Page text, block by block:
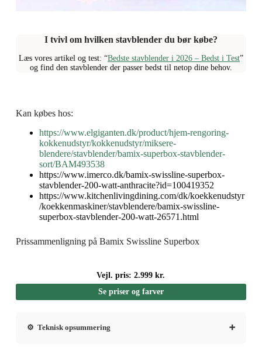
I tvivl om hvilken stavblender du bør købe?
Læs vores artikel og test: “Bedste stavblender i 2026 – Bedst i Test”
og find den stavblender der passer bedst til netop dine behov.
Kan købes hos:
https://www.elgiganten.dk/product/hjem-rengoring-
kokkenudstyr/kokkenudstyr/miksere-
blendere/stavblender/bamix-superbox-stavblender-
sort/BAM493538
https://www.imerco.dk/bamix-swissline-superbox-
stavblender-200-watt-anthracite?id=100419352
https://www.kitchenlivingdining.com/dk/koekkenudstyr
/koekkenmaskiner/stavblendere/bamix-swissline-
superbox-stavblender-200-watt-26571.html
Prissammenligning på Bamix Swissline Superbox
Vejl. pris: 2.999 kr.
Se priser og farver
⚙ Teknisk opsummering